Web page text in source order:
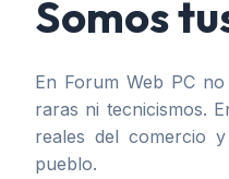
Somos
En Forum Web PC
raras ni tecnicismos.
reales del comercio
pueblo.